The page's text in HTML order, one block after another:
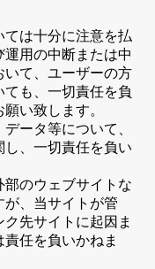
ては十分に注意を払
用の中断または中
いて、ユーザーの方
も、一切責任を負
い致します。
ータ等について、
、一切責任を負い
部のウェブサイトな
が、当サイトが管
先サイトに起因ま
任を負いかねま